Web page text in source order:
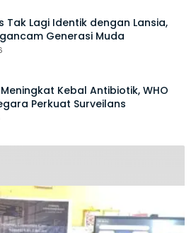
Tak Lagi Identik dengan Lansia,
Generasi Muda
Kebal Antibiotik, WHO
Perkuat Surveilans